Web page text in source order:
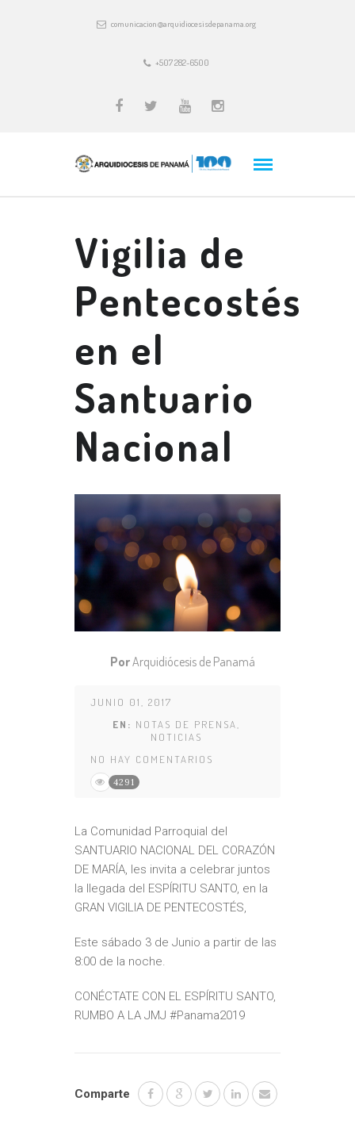
comunicacion@arquidiocesisdepanama.org
+507 282-6500
Vigilia de
Pentecostés
en el
Santuario
Nacional
PorArquidiócesis de Panamá
JUNIO 01, 2017
EN: NOTAS DE PRENSA,
NOTICIAS
NO HAY COMENTARIOS
4291
La Comunidad Parroquial del
SANTUARIO NACIONAL DEL CORAZÓN
DE MARÍA, les invita a celebrar juntos
la llegada del ESPÍRITU SANTO, en la
GRAN VIGILIA DE PENTECOSTÉS,
Este sábado 3 de Junio a partir de las
8:00 de la noche.
CONÉCTATE CON EL ESPÍRITU SANTO,
RUMBO A LA JMJ #Panama2019
Comparte